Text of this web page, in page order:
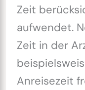
Zeit
aufwendet.
Zeit in der
Anreisezeit